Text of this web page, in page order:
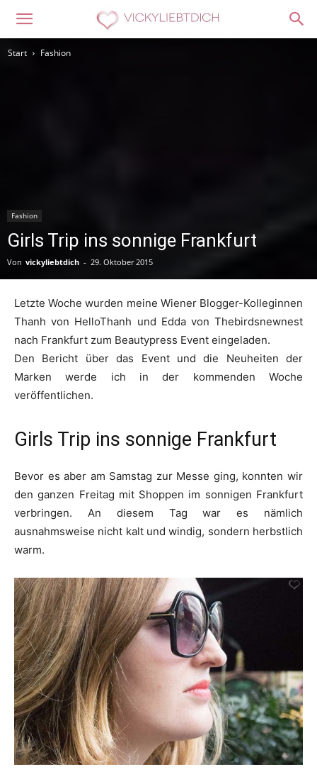
Start Fashion
Fashion
Girls Trip ins sonnige Frankfurt
Von vickyliebtdich - 29. Oktober 2015
Letzte Woche wurden meine Wiener Blogger-Kolleginnen
Thanh von HelloThanh und Edda von Thebirdsnewnest
nach Frankfurt zum Beautypress Event eingeladen.
Den Bericht über das Event und die Neuheiten der
Marken werde ich in der kommenden Woche
veröffentlichen.
Girls Trip ins sonnige Frankfurt
Bevor es aber am Samstag zur Messe ging, konnten wir
den ganzen Freitag mit Shoppen im sonnigen Frankfurt
verbringen. An diesem Tag war es nämlich
ausnahmsweise nicht kalt und windig, sondern herbstlich
warm.